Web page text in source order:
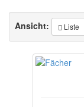
Ansicht: Liste